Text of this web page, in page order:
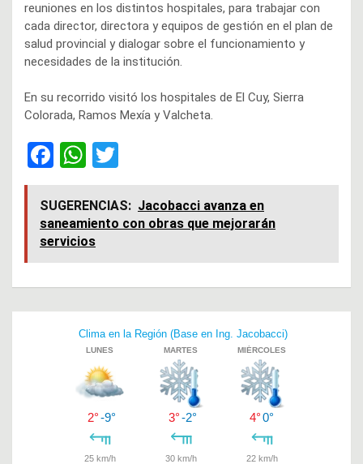
reuniones en los distintos hospitales, para trabajar con
cada director, directora y equipos de gestión en el plan de
salud provincial y dialogar sobre el funcionamiento y
necesidades de la institución.
En su recorrido visitó los hospitales de El Cuy, Sierra
Colorada, Ramos Mexía y Valcheta.
F
a
ce
b
o
o
k
W
h
at
s
A
p
p
wi
tt
er
SUGERENCIAS: Jacobacci avanza en
saneamiento con obras que mejorarán
servicios
Navegación
entradas